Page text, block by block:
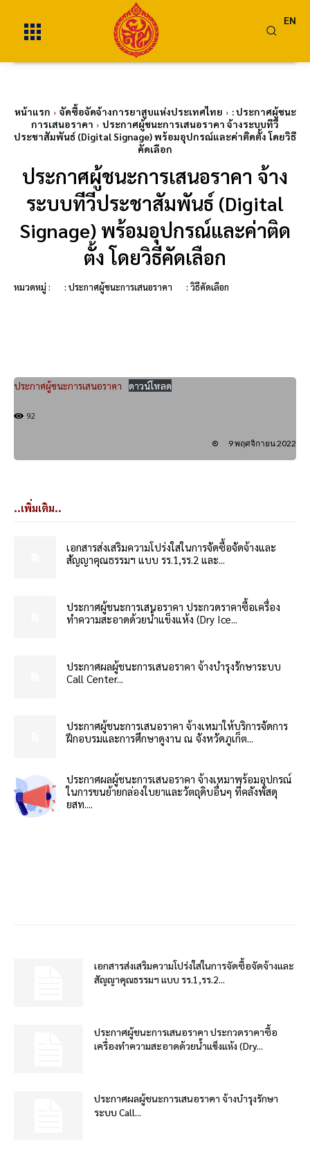
EN
หน้าแรก จัดซื้อจัดจ้างการยาสูบแห่งประเทศไทย
: ประกาศผู้ชนะ
การเสนอราคา
ประกาศผู้ชนะการเสนอราคา จ้างระบบทีวี
ประชาสัมพันธ์ (Digital Signage) พร้อมอุปกรณ์และค่าติดตั้ง โดยวิธี
คัดเลือก
ประกาศผู้ชนะการเสนอราคา จ้าง
ระบบทีวีประชาสัมพันธ์ (Digital
Signage) พร้อมอุปกรณ์และค่าติด
ตั้ง โดยวิธีคัดเลือก
หมวดหมู่ : : ประกาศผู้ชนะการเสนอราคา : วิธีคัดเลือก
ประกาศผู้ชนะการเสนอราคา ดาวน์โหลด
92
9 พฤศจิกายน 2022
..เพิ่มเติม..
เอกสารส่งเสริมความโปร่งใสในการจัดซื้อจัดจ้างและ
สัญญาคุณธรรมฯ แบบ รร.1,รร.2 และ...
ประกาศผู้ชนะการเสนอราคา ประกวดราคาซื้อเครื่อง
ทำความสะอาดด้วยน้ำแข็งแห้ง (Dry Ice...
ประกาศผลผู้ชนะการเสนอราคา จ้างบำรุงรักษาระบบ
Call Center...
ประกาศผู้ชนะการเสนอราคา จ้างเหมาให้บริการจัดการ
ฝึกอบรมและการศึกษาดูงาน ณ จังหวัดภูเก็ต...
ประกาศผลผู้ชนะการเสนอราคา จ้างเหมาพร้อมอุปกรณ์
ในการขนย้ายกล่องใบยาและวัตถุดิบอื่นๆ ที่คลังพัสดุ
ยสท....
เอกสารส่งเสริมความโปร่งใสในการจัดซื้อจัดจ้างและ
สัญญาคุณธรรมฯ แบบ รร.1,รร.2...
ประกาศผู้ชนะการเสนอราคา ประกวดราคาซื้อ
เครื่องทำความสะอาดด้วยน้ำแข็งแห้ง (Dry...
ประกาศผลผู้ชนะการเสนอราคา จ้างบำรุงรักษา
ระบบ Call...